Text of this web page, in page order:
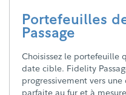
Portefeuilles
Passage
Choisissez le portefeuille
date cible. Fidelity
progressivement vers
parfaite au fur et à